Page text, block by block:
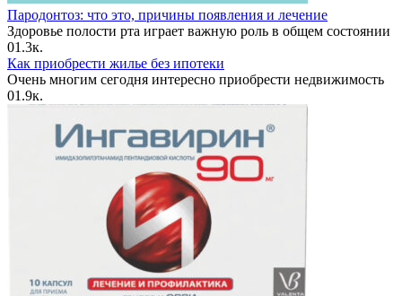
Пародонтоз: что это, причины появления и лечение
Здоровье полости рта играет важную роль в общем состоянии
01.3к.
Как приобрести жилье без ипотеки
Очень многим сегодня интересно приобрести недвижимость
01.9к.